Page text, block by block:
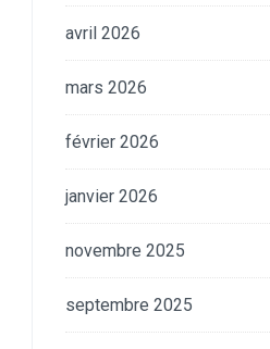
avril 2026
mars 2026
février 2026
janvier 2026
novembre 2025
septembre 2025